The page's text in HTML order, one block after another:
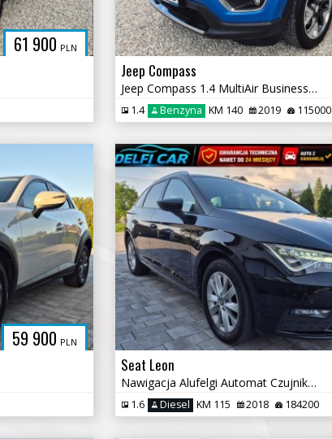
61 900 PLN
Jeep Compass
Jeep Compass 1.4 MultiAir Business Line
1.4 Benzyna KM 140 2019 115000
59 900 PLN
Seat Leon
Nawigacja Alufelgi Automat Czujniki Cofania
1.6 Diesel KM 115 2018 184200